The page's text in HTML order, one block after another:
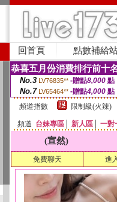
回首頁 點數補給
恭喜五月份消費排行前十
No.3 LV76835** -贈點8,000點
No.7 LV65464** -贈點4,000 點
頻道指數
限制級(火辣)
頻道 台妹專區 新人區 一對
(宣然)
免費聊天 進